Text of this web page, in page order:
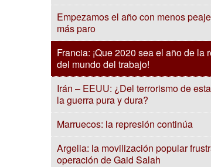
Empezamos el año con menos
más paro
Francia: ¡Que 2020 sea el año de la
del mundo del trabajo!
Irán – EEUU: ¿Del terrorismo de
la guerra pura y dura?
Marruecos: la represión continúa
Argelia: la movilización popular
operación de Gaid Salah